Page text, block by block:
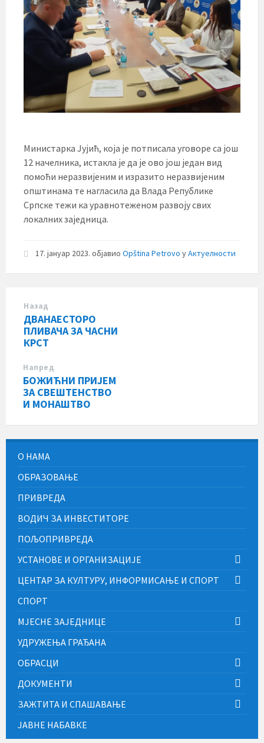
Министарка Јујић, која је потписала уговоре са још
12 начелника, истакла је да је ово још један вид
помоћи неразвијеним и изразито неразвијеним
општинама те нагласила да Влада Републике
Српске тежи ка уравнотеженом развоју свих
локалних заједница.
17. јануар 2023. објавио Opština Petrovo уАктуелности
Назад
ДВАНАЕСТОРО
ПЛИВАЧА ЗА ЧАСНИ
КРСТ
Напред
БОЖИЋНИ ПРИЈЕМ
ЗА СВЕШТЕНСТВО
И МОНАШТВО
О НАМА
ОБРАЗОВАЊЕ
ПРИВРЕДА
ВОДИЧ ЗА ИНВЕСТИТОРЕ
ПОЉОПРИВРЕДА
УСТАНОВЕ И ОРГАНИЗАЦИЈЕ
ЦЕНТАР ЗА КУЛТУРУ, ИНФОРМИСАЊЕ И СПОРТ
СПОРТ
МЈЕСНЕ ЗАЈЕДНИЦЕ
УДРУЖЕЊА ГРАЂАНА
ОБРАСЦИ
ДОКУМЕНТИ
ЗАЖТИТА И СПАШАВАЊЕ
ЈАВНЕ НАБАВКЕ